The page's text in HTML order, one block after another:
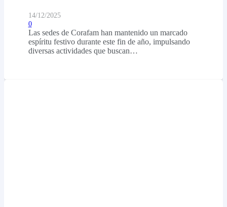
14/12/2025
0
Las sedes de Corafam han mantenido un marcado
espíritu festivo durante este fin de año, impulsando
diversas actividades que buscan…